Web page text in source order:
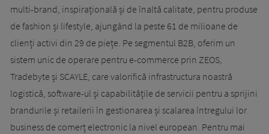
multi-brand, inspirațională și de înaltă calitate, pentru produse
de fashion și lifestyle, ajungând la peste 61 de milioane de
clienți activi din 29 de piețe. Pe segmentul B2B, oferim un
sistem unic de operare pentru e-commerce prin ZEOS,
Tradebyte și SCAYLE, care valorifică infrastructura noastră
logistică, software-ul și capabilitățile de servicii pentru a sprijini
brandurile și retailerii în gestionarea și scalarea întregului lor
business de comerț electronic la nivel european. Pentru mai